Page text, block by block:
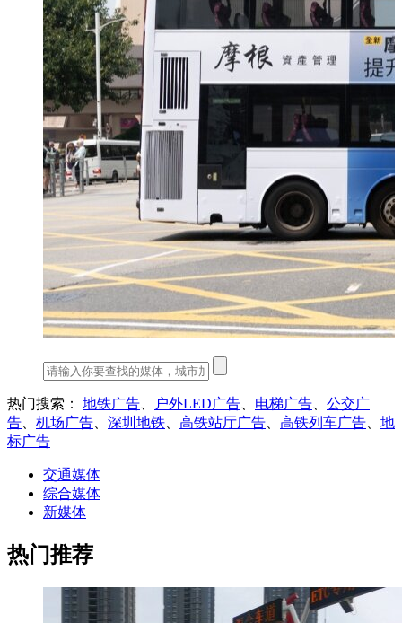
热门搜索： 地铁广告 户外LED广告 电梯广告
公交广
告
机场广告 深圳地铁 高铁站厅广告 高铁列车广告
地
标广告
交通媒体
综合媒体
新媒体
热门推荐